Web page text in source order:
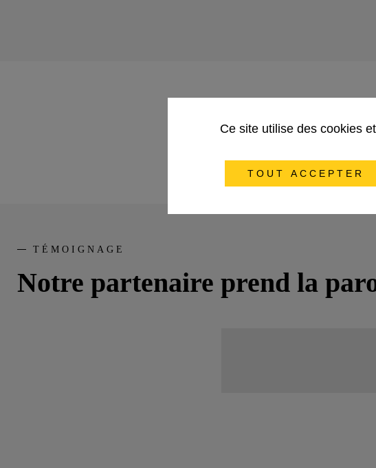
Notre partenaire prend la
TÉMOIGNAGE
Ce site utilise des cookies
TOUT ACCEPTER